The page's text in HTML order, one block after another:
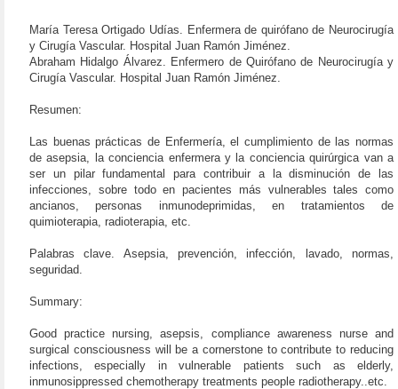
María Teresa Ortigado Udías. Enfermera de quirófano de Neurocirugía
y Cirugía Vascular. Hospital Juan Ramón Jiménez.
Abraham Hidalgo Álvarez. Enfermero de Quirófano de Neurocirugía y
Cirugía Vascular. Hospital Juan Ramón Jiménez.
Resumen:
Las buenas prácticas de Enfermería, el cumplimiento de las normas
de asepsia, la conciencia enfermera y la conciencia quirúrgica van a
ser un pilar fundamental para contribuir a la disminución de las
infecciones, sobre todo en pacientes más vulnerables tales como
ancianos, personas inmunodeprimidas, en tratamientos de
quimioterapia, radioterapia, etc.
Palabras clave. Asepsia, prevención, infección, lavado, normas,
seguridad.
Summary:
Good practice nursing, asepsis, compliance awareness nurse and
surgical consciousness will be a cornerstone to contribute to reducing
infections, especially in vulnerable patients such as elderly,
inmunosippressed chemotherapy treatments people radiotherapy..etc.